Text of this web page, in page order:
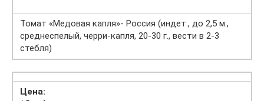
Томат «Медовая капля»- Россия (индет., до 2,5 м.,
среднеспелый, черри-капля, 20-30 г., вести в 2-3
стебля)
Цена: